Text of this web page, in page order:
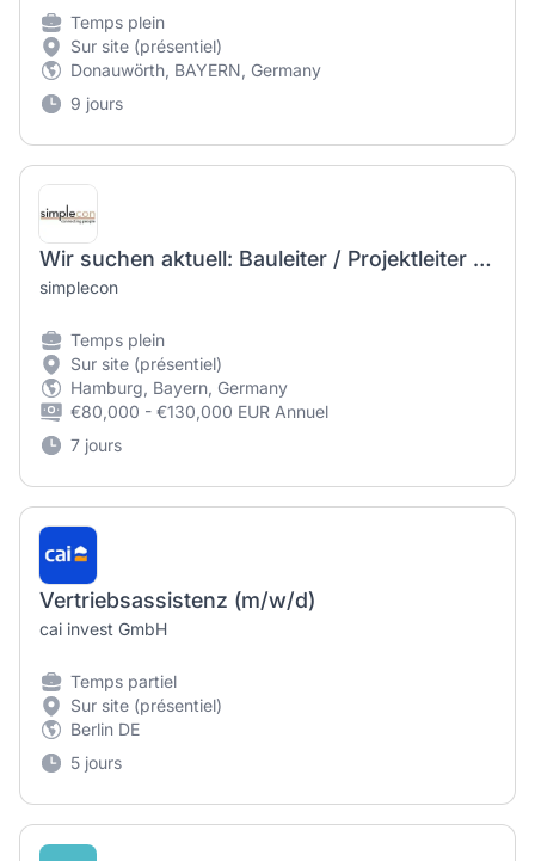
Temps plein
Sur site (présentiel)
Donauwörth, BAYERN, Germany
9 jours
Wir suchen aktuell: Bauleiter / Projektleiter (m/w/d) - Spezialtiefbau in Nürnberg
simplecon
Temps plein
Sur site (présentiel)
Hamburg, Bayern, Germany
€80,000 - €130,000 EUR Annuel
7 jours
Vertriebsassistenz (m/w/d)
cai invest GmbH
Temps partiel
Sur site (présentiel)
Berlin DE
5 jours